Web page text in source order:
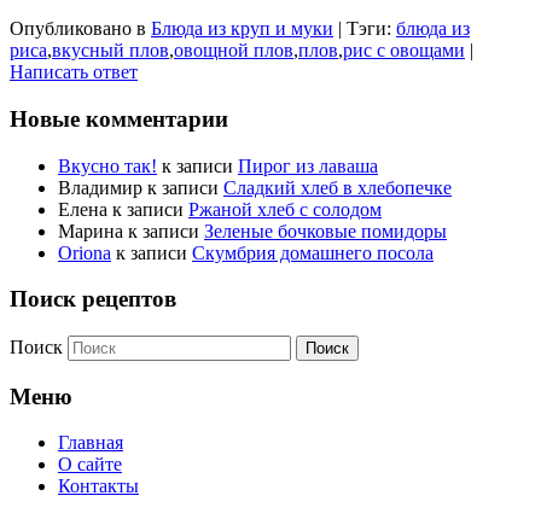
Опубликовано в Блюда из круп и муки | Тэги: блюда из
риса,вкусный плов,овощной плов,плов,рис с овощами |
Написать ответ
Новые комментарии
Вкусно так! к записи Пирог из лаваша
Владимир к записи Сладкий хлеб в хлебопечке
Елена к записи Ржаной хлеб с солодом
Марина к записи Зеленые бочковые помидоры
Oriona к записи Скумбрия домашнего посола
Поиск рецептов
Поиск
Меню
Главная
О сайте
Контакты